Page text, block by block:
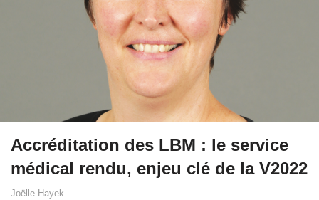
Accréditation des LBM : le service
médical rendu, enjeu clé de la V2022
Joëlle Hayek